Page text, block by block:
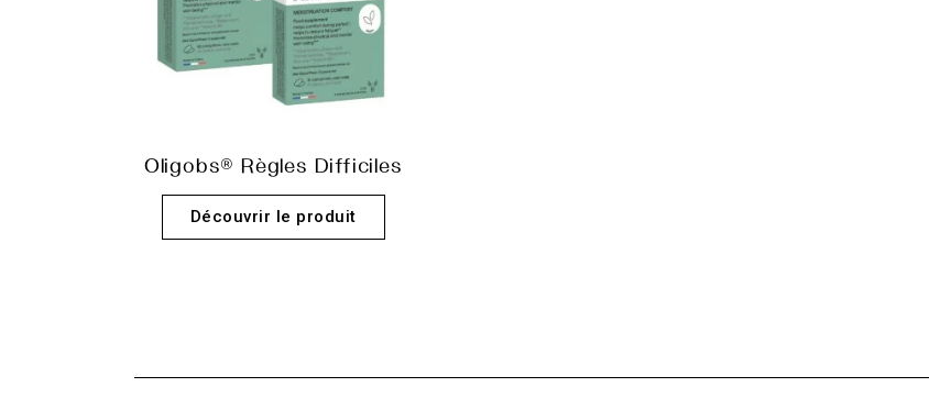
Oligobs® Règles Difficiles
Découvrir le produit